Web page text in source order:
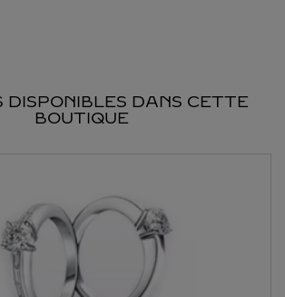
DISPONIBLES DANS CETTE
BOUTIQUE